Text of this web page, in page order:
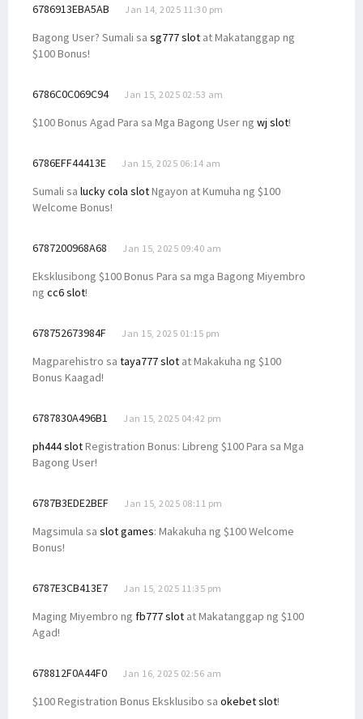
6786913EBA5AB Jan 14, 2025 11:30 pm
Bagong User? Sumali sa sg777 slot at Makatanggap ng
$100 Bonus!
6786C0C069C94 Jan 15, 2025 02:53 am
$100 Bonus Agad Para sa Mga Bagong User ng wj slot!
6786EFF44413E Jan 15, 2025 06:14 am
Sumali sa lucky cola slotNgayon at Kumuha ng $100
Welcome Bonus!
6787200968A68 Jan 15, 2025 09:40 am
Eksklusibong $100 Bonus Para sa mga Bagong Miyembro
ng cc6 slot!
678752673984F Jan 15, 2025 01:15 pm
Magparehistro sa taya777 slot at Makakuha ng $100
Bonus Kaagad!
6787830A496B1 Jan 15, 2025 04:42 pm
ph444 slotRegistration Bonus: Libreng $100 Para sa Mga
Bagong User!
6787B3EDE2BEF Jan 15, 2025 08:11 pm
Magsimula sa slot games: Makakuha ng $100 Welcome
Bonus!
6787E3CB413E7 Jan 15, 2025 11:35 pm
Maging Miyembro ng fb777 slot at Makatanggap ng $100
Agad!
678812F0A44F0 Jan 16, 2025 02:56 am
$100 Registration Bonus Eksklusibo sa okebet slot!